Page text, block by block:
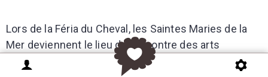
Lors de la Féria du Cheval, les Saintes Maries de la
Mer deviennent le lieu de rencontre des arts
équestres et le cheval y est célébré tel un dieu. La